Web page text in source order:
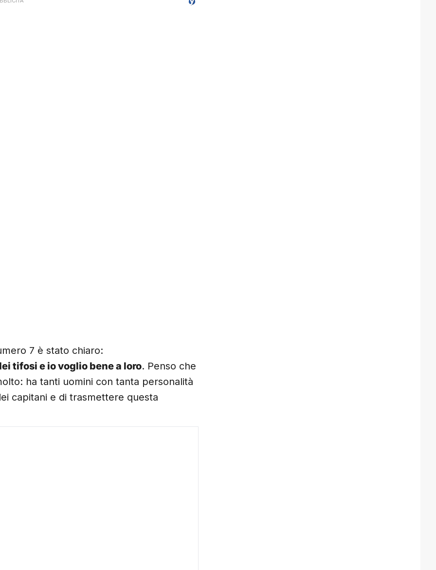
7 è stato chiaro:
tifosi e io voglio bene a loro. Penso che
ha tanti uomini con tanta personalità
capitani e di trasmettere questa